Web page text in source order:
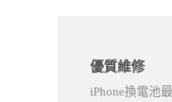
優質維修
iPhone換電池